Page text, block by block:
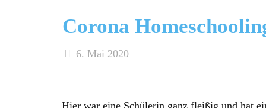
Corona
6. Mai 2020
Hier war eine Schülerin ganz fleißig und hat